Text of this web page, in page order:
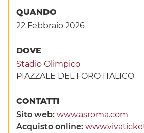
QUANDO
22 Febbraio 2026
DOVE
Stadio Olimpico
PIAZZALE DEL FORO ITALICO
CONTATTI
Sito web:www.asroma.com
Acquisto online: